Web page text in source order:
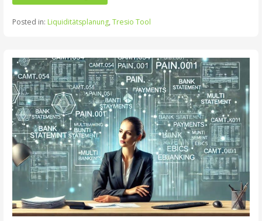
Posted in: Liquiditätsplanung, Tresio Tool